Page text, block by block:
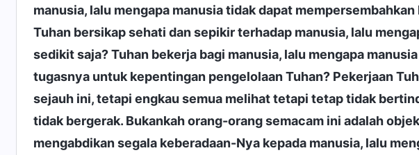
manusia, lalu mengapa manusia tidak dapat
Tuhan bersikap sehati dan sepikir terhadap manusia, lalu
sedikit saja? Tuhan bekerja bagi manusia, lalu mengapa
tugasnya untuk kepentingan pengelolaan Tuhan? Pekerjaan
sejauh ini, tetapi engkau semua melihat tetapi tetap tidak
tidak bergerak. Bukankah orang-orang semacam ini adalah
mengabdikan segala keberadaan-Nya kepada manusia, lalu